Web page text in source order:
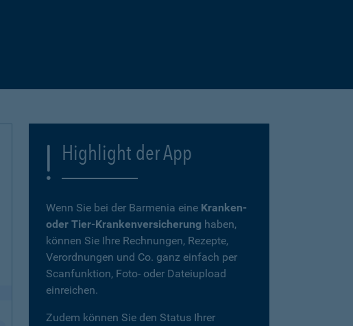
Highlight der App
Wenn Sie bei der Barmenia eine Kranken-
oder Tier-Krankenversicherung haben,
können Sie Ihre Rechnungen, Rezepte,
Verordnungen und Co. ganz einfach per
Scanfunktion, Foto- oder Dateiupload
einreichen.
Zudem können Sie den Status Ihrer